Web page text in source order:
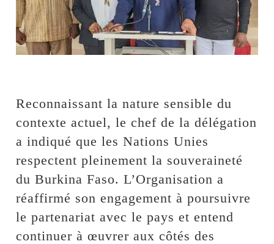
‎Reconnaissant la nature sensible du
contexte actuel, le chef de la délégation
a indiqué que les Nations Unies
respectent pleinement la souveraineté
du Burkina Faso. L’Organisation a
réaffirmé son engagement à poursuivre
le partenariat avec le pays et entend
continuer à œuvrer aux côtés des